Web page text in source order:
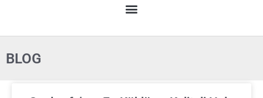
BLOG